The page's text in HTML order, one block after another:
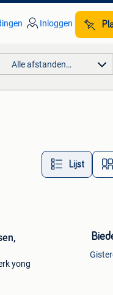
Inloggen
Alle afstanden…
Lijst
yong